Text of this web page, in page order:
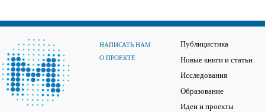
НАПИСАТЬ НАМ
О ПРОЕКТЕ
Публицистика
Новые книги и статьи
Исследования
Образование
Идеи и проекты